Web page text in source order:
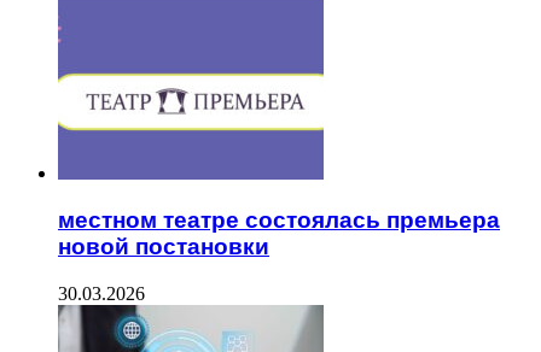
местном театре состоялась премьера
новой постановки
30.03.2026